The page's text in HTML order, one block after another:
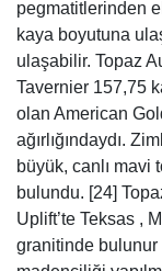
pegmatitlerinden
kaya boyutuna
ulaşabilir. Topaz
Tavernier 157,75
olan American
ağırlığındaydı.
büyük, canlı mavi
bulundu. [24]
Uplift’te Teksas ,
granitinde bulunur